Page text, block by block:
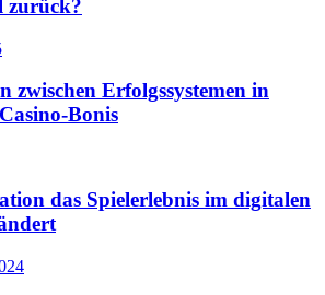
zurück?
zwischen Erfolgssystemen in
das Spielerlebnis im digitalen